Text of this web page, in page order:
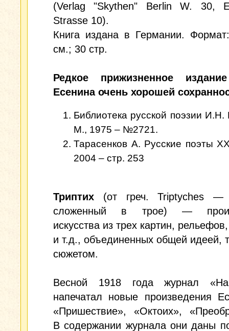
(Verlag "Skythen" Berlin W. 30,
Strasse 10).
Книга издана в Германии.
см.; 30 стр.
Редкое прижизненное
Есенина очень хорошей
Библиотека русской поэзии И.Н.
М., 1975 – №2721.
Тарасенков А. Русские поэты
2004 – стр. 253
Триптих (от греч. Triptyches —
сложенный в трое) —
искусства из трех картин,
и т.д., объединенных общей идеей,
сюжетом.
Весной 1918 года журнал
напечатал новые произведения
«Пришествие», «Октоих»,
В содержании журнала они даны